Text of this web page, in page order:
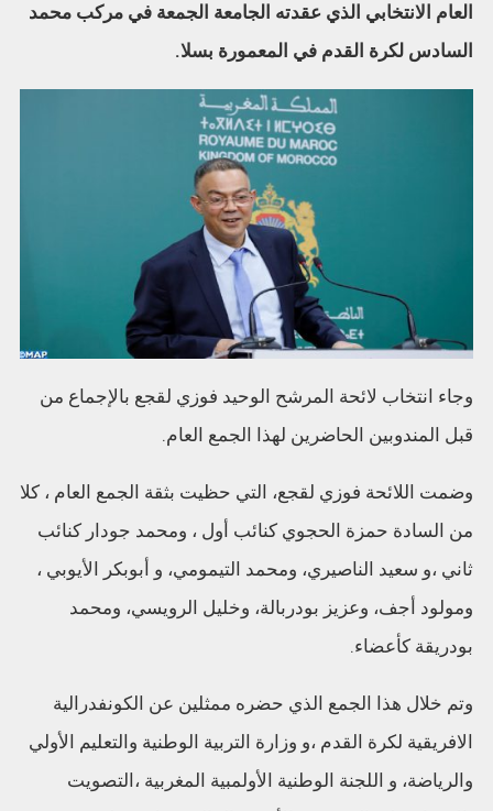
العام الانتخابي الذي عقدته الجامعة الجمعة في مركب محمد
السادس لكرة القدم في المعمورة بسلا.
وجاء انتخاب لائحة المرشح الوحيد فوزي لقجع بالإجماع من
قبل المندوبين الحاضرين لهذا الجمع العام.
وضمت اللائحة فوزي لقجع، التي حظيت بثقة الجمع العام ، كلا
من السادة حمزة الحجوي كنائب أول ، ومحمد جودار كنائب
ثاني ،و سعيد الناصيري، ومحمد التيمومي، و أبوبكر الأيوبي ،
ومولود أجف، وعزيز بودربالة، وخليل الرويسي، ومحمد
بودريقة كأعضاء.
وتم خلال هذا الجمع الذي حضره ممثلين عن الكونفدرالية
الافريقية لكرة القدم ،و وزارة التربية الوطنية والتعليم الأولي
والرياضة، و اللجنة الوطنية الأولمبية المغربية ،التصويت